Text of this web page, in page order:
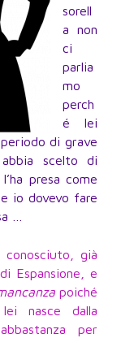
sorell
a non
ci
parlia
mo
perch
é lei
di grave
scelto di
presa come
io dovevo fare
…
già
Espansione, e
poiché
nasce dalla
per